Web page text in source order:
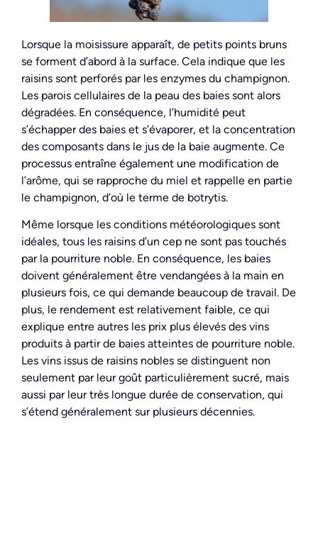
Lorsque la moisissure apparaît, de petits points bruns
se forment d’abord à la surface. Cela indique que les
raisins sont perforés par les enzymes du champignon.
Les parois cellulaires de la peau des baies sont alors
dégradées. En conséquence, l’humidité peut
s’échapper des baies et s’évaporer, et la concentration
des composants dans le jus de la baie augmente. Ce
processus entraîne également une modification de
l’arôme, qui se rapproche du miel et rappelle en partie
le champignon, d’où le terme de botrytis.
Même lorsque les conditions météorologiques sont
idéales, tous les raisins d’un cep ne sont pas touchés
par la pourriture noble. En conséquence, les baies
doivent généralement être vendangées à la main en
plusieurs fois, ce qui demande beaucoup de travail. De
plus, le rendement est relativement faible, ce qui
explique entre autres les prix plus élevés des vins
produits à partir de baies atteintes de pourriture noble.
Les vins issus de raisins nobles se distinguent non
seulement par leur goût particulièrement sucré, mais
aussi par leur très longue durée de conservation, qui
s’étend généralement sur plusieurs décennies.